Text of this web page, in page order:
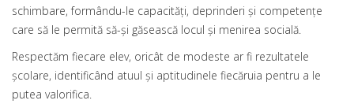
schimbare, formându-le capacităţi, deprinderi şi competenţe
care să le permită să-şi găsească locul şi menirea socială.
Respectăm fiecare elev, oricât de modeste ar fi rezultatele
şcolare, identificând atuul şi aptitudinele fiecăruia pentru a le
putea valorifica.